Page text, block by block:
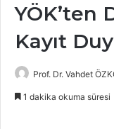
YÖK’ten
Kayıt
Prof. Dr. Vahdet
1 dakika okuma süresi